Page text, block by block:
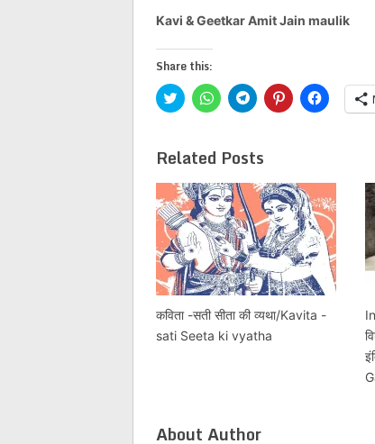
Kavi & Geetkar Amit Jain maulik
Share this:
Click
to
(Opens
in
window)
Click
to
(Opens
in
window)
Click
to
(Opens
in
window)
Click
to
window)
Click
to
share
window)
Related Posts
कविता -सती सीता की व्यथा/Kavita -
sati Seeta ki vyatha
About Author